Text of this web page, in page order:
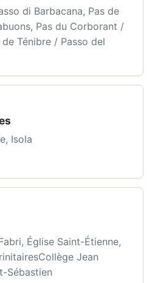
di Barbacana, Pas de
Pas du Corborant /
Ténibre / Passo del
Isola
Église Saint-Étienne,
Jean
Sébastien